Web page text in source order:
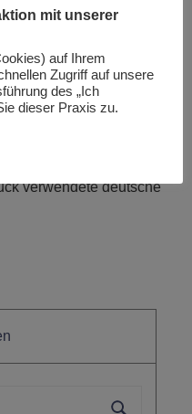
LaRouche am 6. Juni
in dem Magazin
32, Nr. 25, 24. Juni
verwendete deutsche
mit unserer
auf Ihrem
Zugriff auf unsere
des „Ich
dieser Praxis zu.